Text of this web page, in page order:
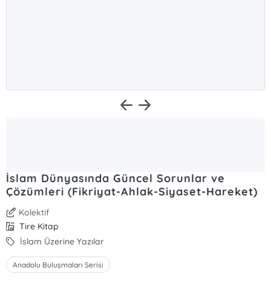
İslam Dünyasında Güncel Sorunlar ve
Çözümleri (Fikriyat-Ahlak-Siyaset-Hareket)
Kolektif
Tire Kitap
İslam Üzerine Yazılar
Anadolu Buluşmaları Serisi